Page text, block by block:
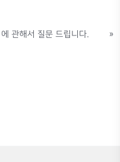
관해서 질문 드립니다.
»